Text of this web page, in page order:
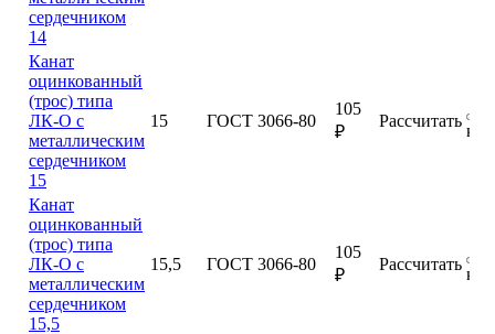
сердечником
14
Канат
оцинкованный
(трос) типа
ЛК-О с
металлическим
сердечником
15
15 ГОСТ 3066-80
105
₽
Рассчитать
Канат
оцинкованный
(трос) типа
ЛК-О с
металлическим
сердечником
15,5
15,5 ГОСТ 3066-80
105
₽
Рассчитать